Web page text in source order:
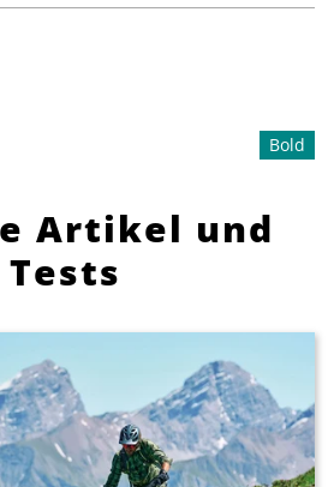
Bold
Artikel und
Tests